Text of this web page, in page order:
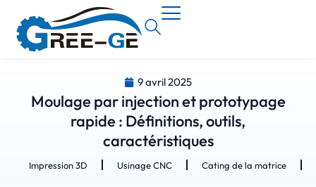
9 avril 2025
Moulage par injection et prototypage
rapide : Définitions, outils,
caractéristiques
Impression 3D Usinage CNC Cating de la matrice